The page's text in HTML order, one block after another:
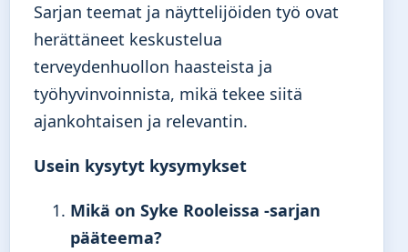
Sarjan teemat ja näyttelijöiden työ ovat
herättäneet keskustelua
terveydenhuollon haasteista ja
työhyvinvoinnista, mikä tekee siitä
ajankohtaisen ja relevantin.
Usein kysytyt kysymykset
Mikä on Syke Rooleissa -sarjan
pääteema?